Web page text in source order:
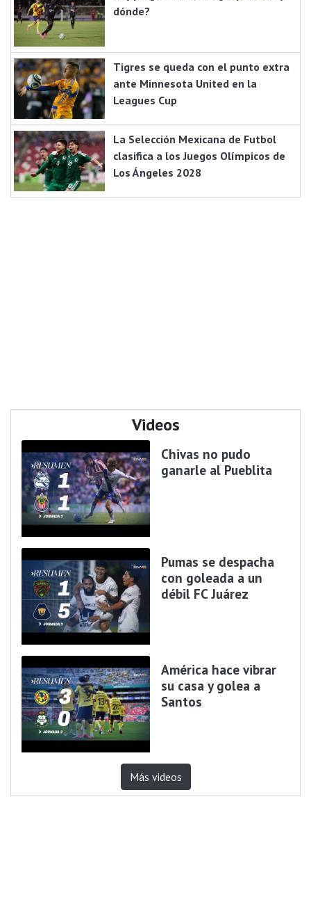
dónde?
Tigres se queda con el punto extra
ante Minnesota United en la
Leagues Cup
La Selección Mexicana de Futbol
clasifica a los Juegos Olímpicos de
Los Ángeles 2028
Videos
Chivas no pudo
ganarle al Pueblita
Pumas se despacha
con goleada a un
débil FC Juárez
América hace vibrar
su casa y golea a
Santos
Más videos